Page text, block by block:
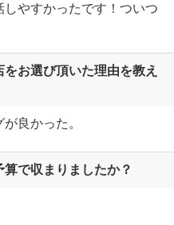
やすかったです！ついつ
お選び頂いた理由を教え
良かった。
で収まりましたか？